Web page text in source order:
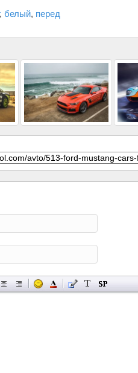
, белый, перед